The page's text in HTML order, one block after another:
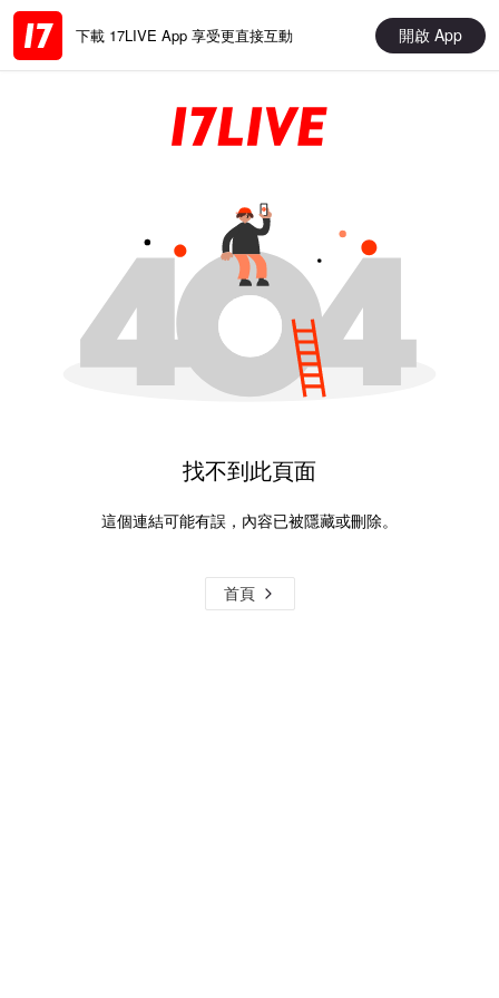
下載 17LIVE App 享受更直接互動 開啟 App
找不到此頁面
這個連結可能有誤，內容已被隱藏或刪除。
首頁